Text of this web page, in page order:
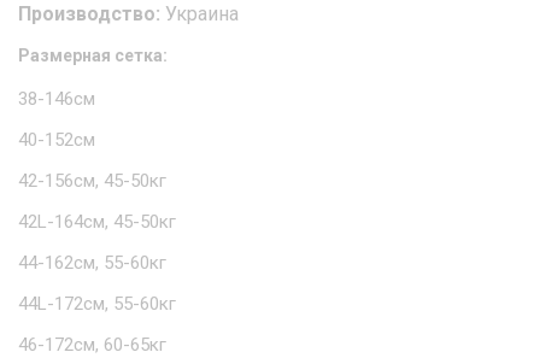
Производство: Украина
Размерная сетка:
38-146см
40-152см
42-156см, 45-50кг
42L-164см, 45-50кг
44-162см, 55-60кг
44L-172см, 55-60кг
46-172см, 60-65кг